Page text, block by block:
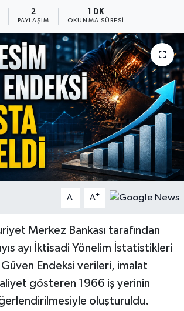
2
PAYLAŞIM
1 DK
OKUNMA SÜRESI
A- A+
Merkez Bankası tarafından
ayı İktisadi Yönelim İstatistikleri
Endeksi verileri, imalat
gösteren 1966 iş yerinin
oluşturuldu.